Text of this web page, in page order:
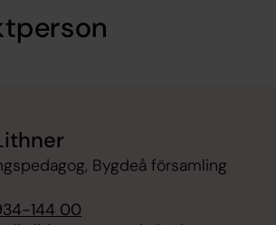
Bygdeå församling
144 00